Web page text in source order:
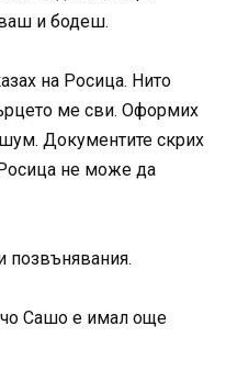
и бодеш.
на Росица. Нито
ме сви. Оформих
Документите скрих
не може да
позвънявания.
Сашо е имал още